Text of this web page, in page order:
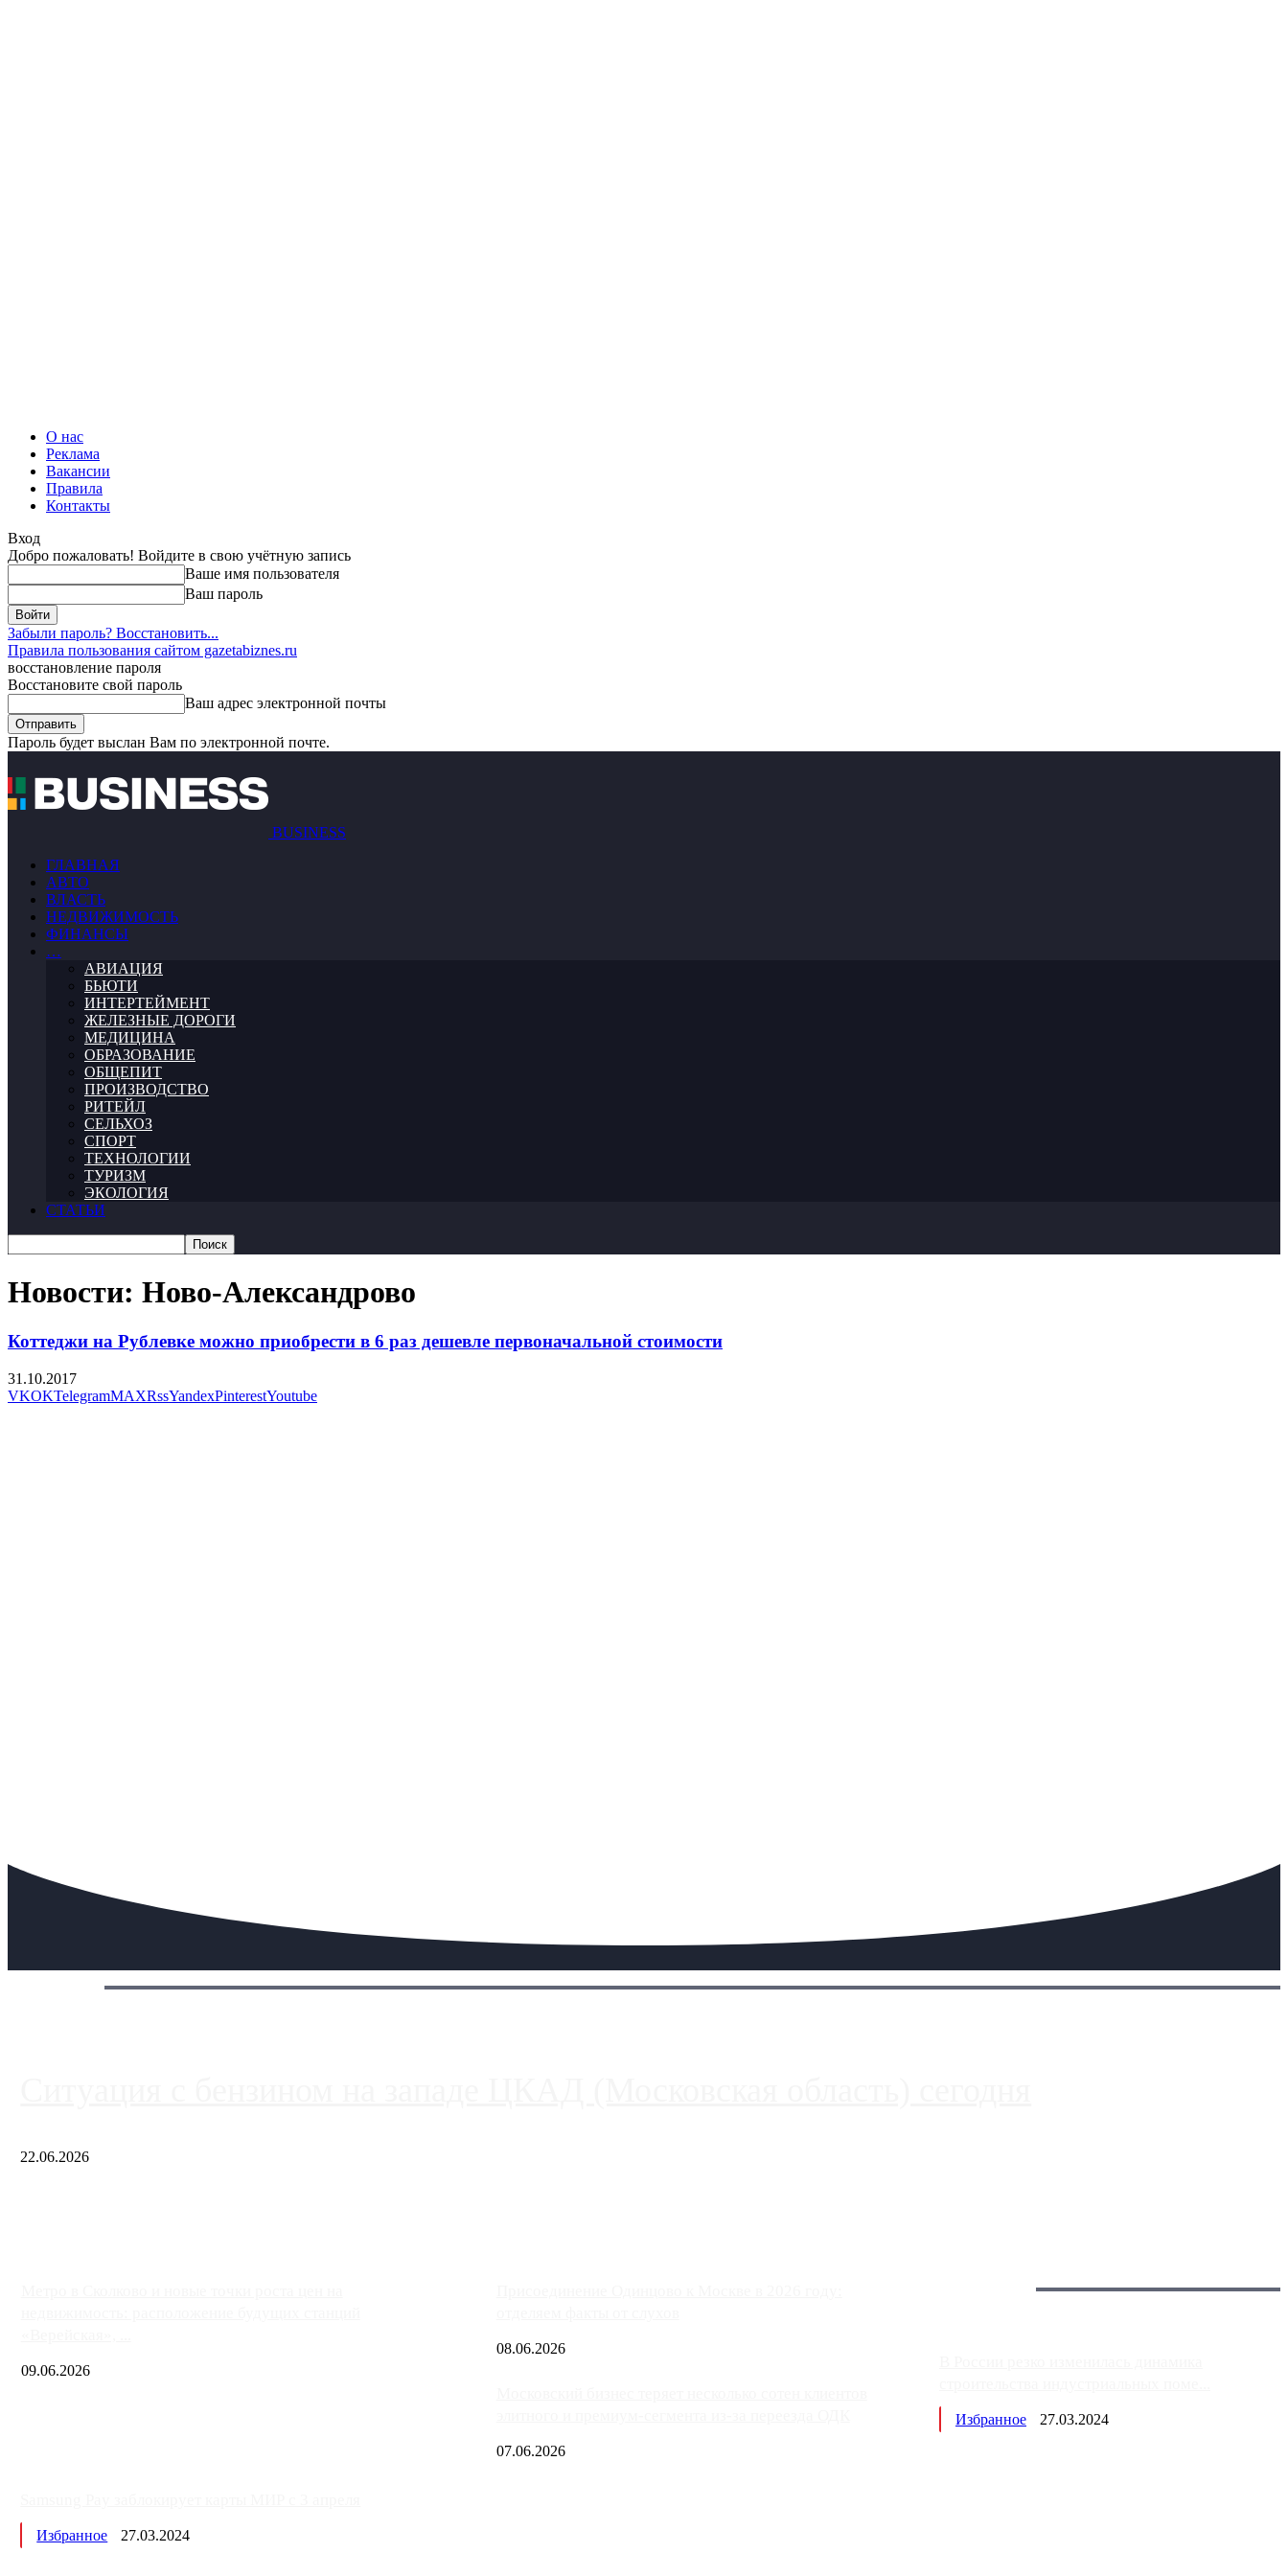
О нас
Реклама
Вакансии
Правила
Контакты
Вход
Добро пожаловать! Войдите в свою учётную запись
Ваше имя пользователя
Ваш пароль
Забыли пароль? Восстановить...
Правила пользования сайтом gazetabiznes.ru
восстановление пароля
Восстановите свой пароль
Ваш адрес электронной почты
Пароль будет выслан Вам по электронной почте.
BUSINESS
ГЛАВНАЯ
АВТО
ВЛАСТЬ
НЕДВИЖИМОСТЬ
ФИНАНСЫ
…
АВИАЦИЯ
БЬЮТИ
ИНТЕРТЕЙМЕНТ
ЖЕЛЕЗНЫЕ ДОРОГИ
МЕДИЦИНА
ОБРАЗОВАНИЕ
ОБЩЕПИТ
ПРОИЗВОДСТВО
РИТЕЙЛ
СЕЛЬХОЗ
СПОРТ
ТЕХНОЛОГИИ
ТУРИЗМ
ЭКОЛОГИЯ
СТАТЬИ
Новости: Ново-Александрово
Коттеджи на Рублевке можно приобрести в 6 раз дешевле первоначальной стоимости
31.10.2017
VKOKTelegramMAXRssYandexPinterestYoutube
22.06.2026
09.06.2026
08.06.2026
07.06.2026
Избранное 27.03.2024
Избранное 27.03.2024